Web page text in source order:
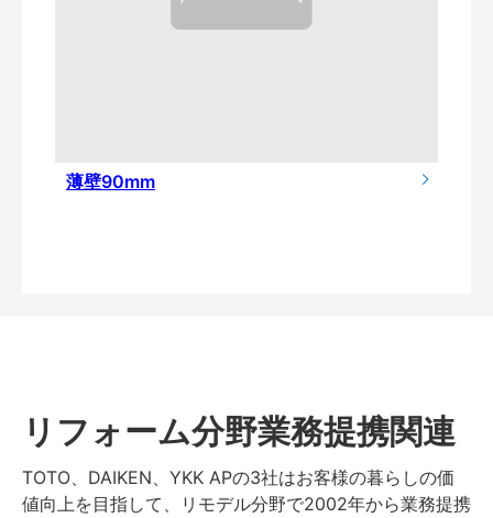
薄壁90mm
リフォーム分野業務提携関連
TOTO、DAIKEN、YKK APの3社はお客様の暮らしの価
値向上を目指して、リモデル分野で2002年から業務提携